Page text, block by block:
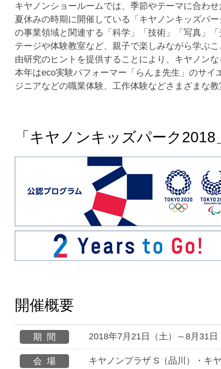
キヤノンショールームでは、季節やテーマに合わ
夏休みの時期に開催している「キヤノンキッズパ
の事業領域と関連する「科学」「技術」「写真」
テージや体験教室など、親子で楽しみながら学ぶ
由研究のヒントを提供することにより、キヤノン
本年はeco実験パフォーマー「らんま先生」のサ
ジニアなどの職業体験、工作体験などさまざまな
「キヤノンキッズパーク
開催概要
期間 2018年7月21日（土）～8月31日
会場 キヤノンプラザ S（品川）・キ